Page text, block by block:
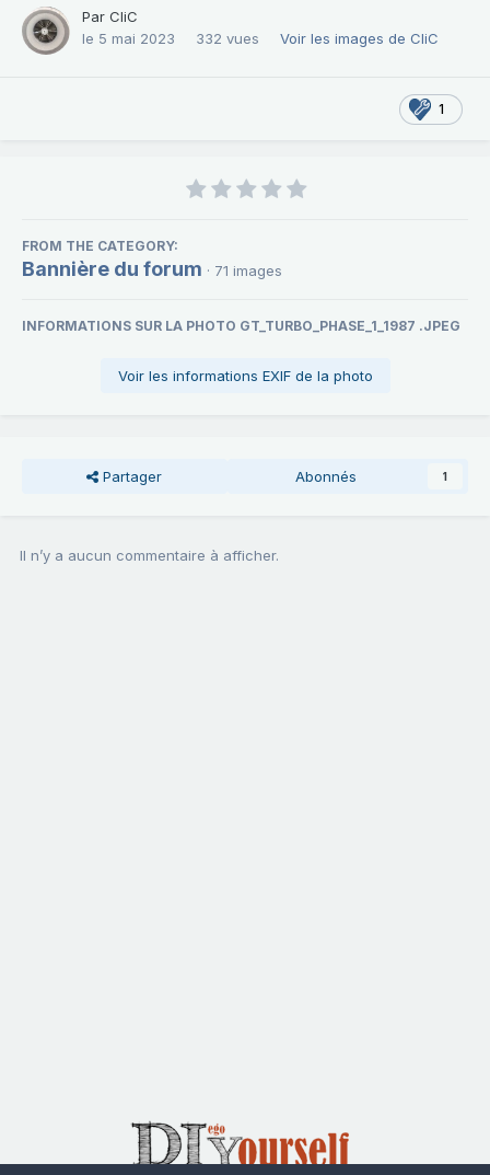
Par CliC
le 5 mai 2023
332 vues Voir les images de CliC
1
FROM THE CATEGORY:
Bannière du forum · 71 images
INFORMATIONS SUR LA PHOTO GT_TURBO_PHASE_1_1987 .JPEG
Voir les informations EXIF de la photo
Partager Abonnés 1
Il n’y a aucun commentaire à afficher.